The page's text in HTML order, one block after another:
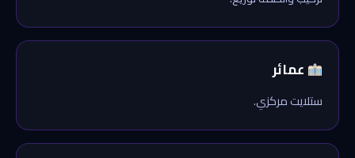
عمائر
ستلايت مركزي.